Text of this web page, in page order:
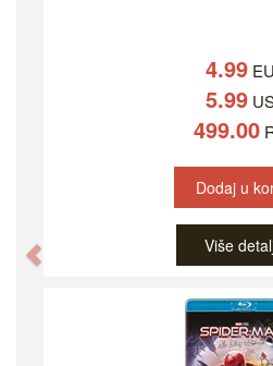
4.99
5.99
499.00
Dodaj u
Više